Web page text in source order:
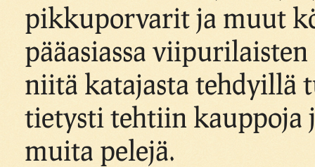
pikkuporvarit ja muut
pääasiassa
niitä katajasta tehdyillä
tietysti tehtiin
muita pelejä.